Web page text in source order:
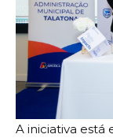
A iniciativa está